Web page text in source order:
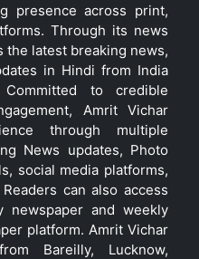
presence across print,
Through its news
the latest breaking news,
in Hindi from India
to credible
Amrit Vichar
through multiple
News updates, Photo
social media platforms,
can also access
and weekly
platform. Amrit Vichar
Bareilly, Lucknow,